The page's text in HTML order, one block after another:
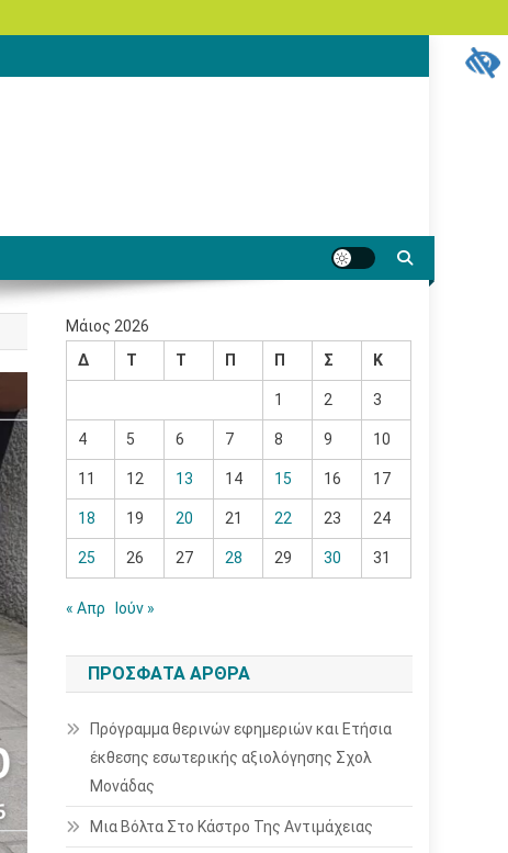
Μάιος 2026
Δ
Τ Τ Π Π Σ Κ
1 2 3
4 5 6 7 8 9 10
11 12 13 14 15 16 17
18 19 20 21 22 23 24
25 26 27 28 29 30 31
« Απρ Ιούν »
ΠΡΌΣΦΑΤΑ ΆΡΘΡΑ
Πρόγραμμα θερινών εφημεριών και Ετήσια
έκθεσης εσωτερικής αξιολόγησης Σχολ
Μονάδας
Μια Βόλτα Στο Κάστρο Της Αντιμάχειας